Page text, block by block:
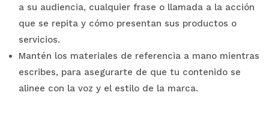
a su audiencia, cualquier frase o llamada a la acción
que se repita y cómo presentan sus productos o
servicios.
Mantén los materiales de referencia a mano mientras
escribes, para asegurarte de que tu contenido se
alinee con la voz y el estilo de la marca.